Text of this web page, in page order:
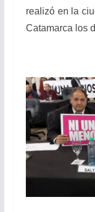
realizó en la
Catamarca los